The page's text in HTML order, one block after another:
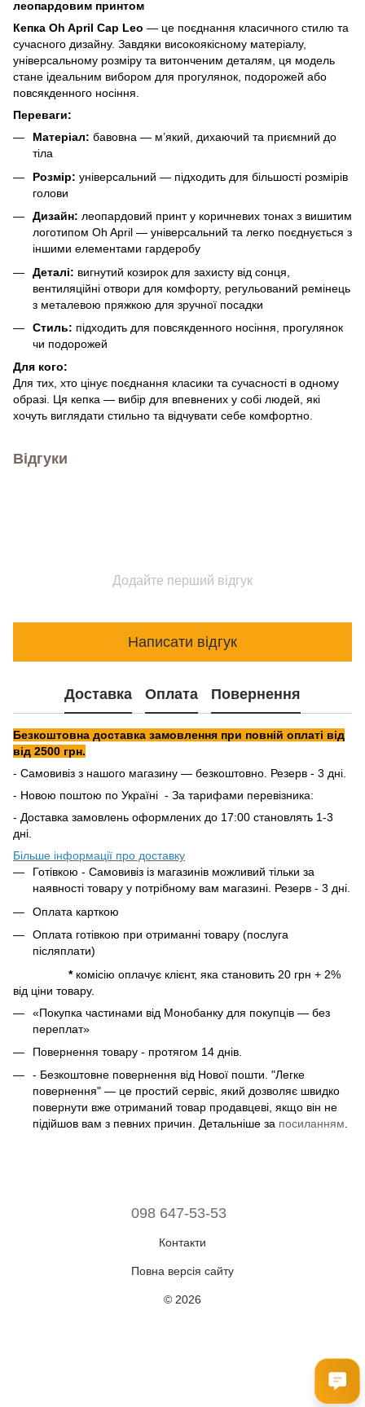
леопардовим принтом
Кепка Oh April Cap Leo — це поєднання класичного стилю та
сучасного дизайну. Завдяки високоякісному матеріалу,
універсальному розміру та витонченим деталям, ця модель
стане ідеальним вибором для прогулянок, подорожей або
повсякденного носіння.
Переваги:
Матеріал: бавовна — м’який, дихаючий та приємний до
тіла
Розмір: універсальний — підходить для більшості розмірів
голови
Дизайн: леопардовий принт у коричневих тонах з вишитим
логотипом Oh April — універсальний та легко поєднується з
іншими елементами гардеробу
Деталі: вигнутий козирок для захисту від сонця,
вентиляційні отвори для комфорту, регульований ремінець
з металевою пряжкою для зручної посадки
Стиль: підходить для повсякденного носіння, прогулянок
чи подорожей
Для кого:
Для тих, хто цінує поєднання класики та сучасності в одному
образі. Ця кепка — вибір для впевнених у собі людей, які
хочуть виглядати стильно та відчувати себе комфортно.
Відгуки
Додайте перший відгук
Написати відгук
Доставка Оплата Повернення
Безкоштовна доставка замовлення при повній оплаті від
від 2500 грн.
- Самовивіз з нашого магазину — безкоштовно. Резерв - 3 дні.
- Новою поштою по Україні - За тарифами перевізника:
- Доставка замовлень оформлених до 17:00 становлять 1-3
дні.
Більше інформації про доставку
Готівкою - Самовивіз із магазинів можливий тільки за
наявності товару у потрібному вам магазині. Резерв - 3 дні.
Оплата карткою
Оплата готівкою при отриманні товару (послуга
післяплати)
* комісію оплачує клієнт, яка становить 20 грн + 2%
від ціни товару.
«Покупка частинами від Монобанку для покупців — без
переплат»
Повернення товару - протягом 14 днів.
- Безкоштовне повернення від Нової пошти. "Легке
повернення" — це простий сервіс, який дозволяє швидко
повернути вже отриманий товар продавцеві, якщо він не
підійшов вам з певних причин. Детальніше за посиланням.
098 647-53-53
Контакти
Повна версія сайту
© 2026